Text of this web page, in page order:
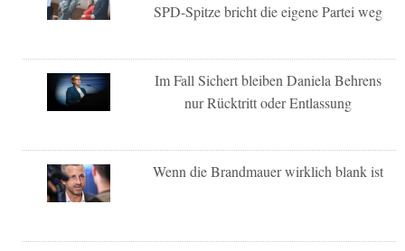
SPD-Spitze bricht die eigene Partei weg
Im Fall Sichert bleiben Daniela Behrens
nur Rücktritt oder Entlassung
Wenn die Brandmauer wirklich blank ist